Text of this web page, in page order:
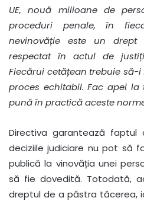
UE, nouă milioane de
proceduri penale, în
nevinovăție este un drept
respectat în actul de
Fiecărui cetățean trebuie să-
proces echitabil. Fac apel
pună în practică aceste
Directiva garantează faptul
deciziile judiciare nu pot să
publică la vinovăția unei
să fie dovedită. Totodată,
dreptul de a păstra tăcerea,